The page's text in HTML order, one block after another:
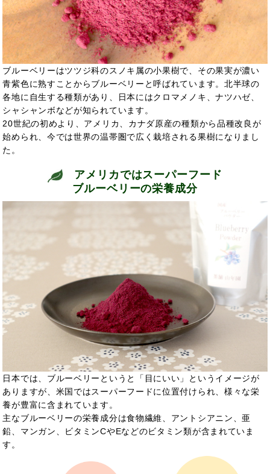
ブルーベリーはツツジ科のスノキ属の小果樹で、その果実が濃い
青紫色に熟すことからブルーベリーと呼ばれています。北半球の
各地に自生する種類があり、日本にはクロマメノキ、ナツハゼ、
シャシャンボなどが知られています。
20世紀の初めより、アメリカ、カナダ原産の種類から品種改良が
始められ、今では世界の温帯圏で広く栽培される果樹になりまし
た。
アメリカではスーパーフード
ブルーベリーの栄養成分
日本では、ブルーベリーというと「目にいい」というイメージが
ありますが、米国ではスーパーフードに位置付けられ、様々な栄
養が豊富に含まれています。
主なブルーベリーの栄養成分は食物繊維、アントシアニン、亜
鉛、マンガン、ビタミンCやEなどのビタミン類が含まれていま
す。